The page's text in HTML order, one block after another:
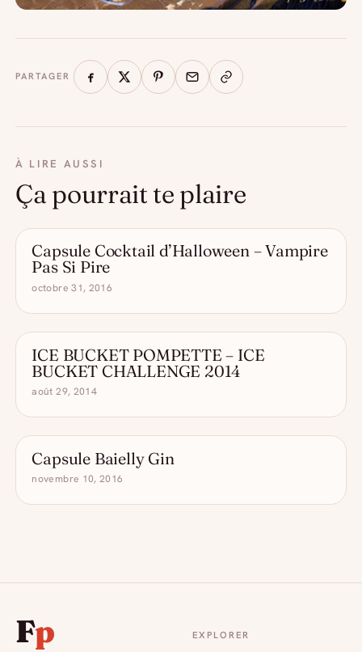
PARTAGER
À LIRE AUSSI
Ça pourrait te plaire
CAPSULES
Capsule Cocktail d’Halloween – Vampire
Pas Si Pire
octobre 31, 2016
CAPSULES
ICE BUCKET POMPETTE – ICE
BUCKET CHALLENGE 2014
août 29, 2014
Capsule Baielly Gin
novembre 10, 2016
Fp EXPLORER